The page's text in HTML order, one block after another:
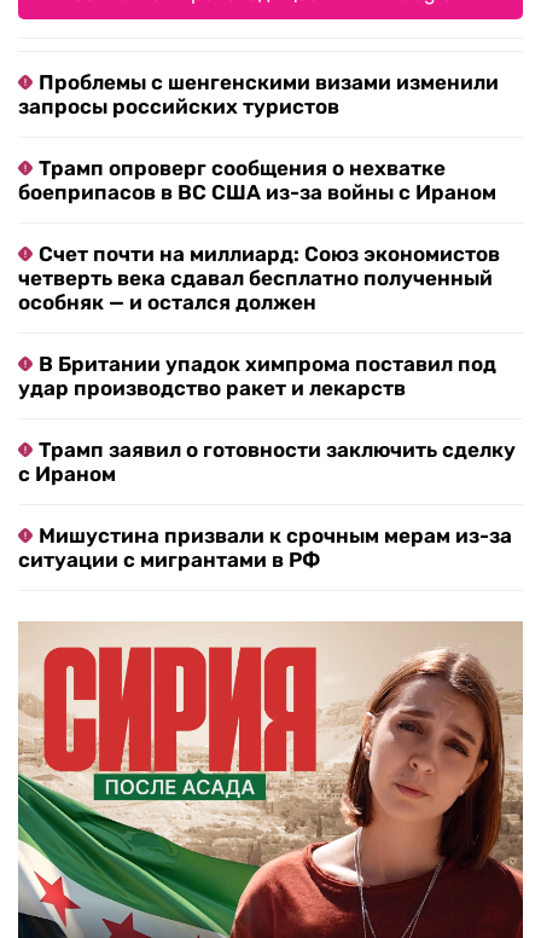
Проблемы с шенгенскими визами изменили
запросы российских туристов
Трамп опроверг сообщения о нехватке
боеприпасов в ВС США из-за войны с Ираном
Счет почти на миллиард: Союз экономистов
четверть века сдавал бесплатно полученный
особняк — и остался должен
В Британии упадок химпрома поставил под
удар производство ракет и лекарств
Трамп заявил о готовности заключить сделку
с Ираном
Мишустина призвали к срочным мерам из-за
ситуации с мигрантами в РФ